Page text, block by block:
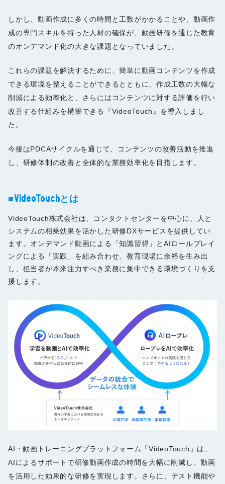
しかし、動画作成に多くの時間と工数がかかることや、動画作
成の専門スキルを持った人材の確保が、動画研修を通じた教育
のオンデマンド化の大きな課題となっていました。
これらの課題を解決するために、簡単に動画コンテンツを作成
できる環境を整えることができるとともに、作成工数の大幅な
削減による効率化と、さらにはコンテンツに対する評価を行い
改善する仕組みを構築できる『VideoTouch』を導入しまし
た。
今後はPDCAサイクルを通じて、コンテンツの改善活動を推進
し、研修体制の改善と全体的な業務効率化を目指します。
■VideoTouchとは
VideoTouch株式会社は、コンタクトセンターを中心に、人と
システムの相乗効果を活かした研修DXサービスを提供してい
ます。オンデマンド動画による「知識習得」とAIロールプレイ
ングによる「実践」を組み合わせ、教育現場に余裕を生み出
し、担当者が本来注力すべき業務に集中できる環境づくりを支
援します。
AI・動画トレーニングプラットフォーム「VideoTouch」は、
AIによるサポートで研修動画作成の時間を大幅に削減し、動画
を活用した効果的な研修を実現します。さらに、テスト機能や